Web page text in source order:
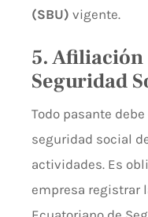
(SBU) vigente.
5.
Seguridad
Todo pasante
seguridad social
actividades. Es
empresa registrar